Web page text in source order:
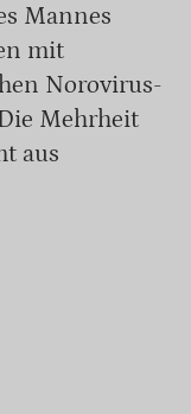
Mannes
mit
Norovirus-
Mehrheit
aus